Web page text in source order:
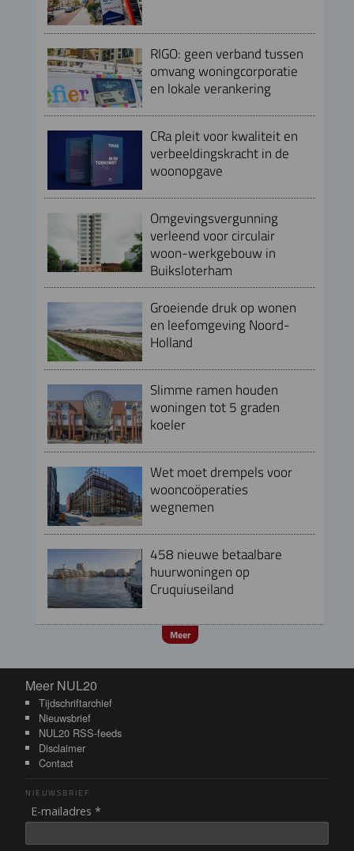
RIGO: geen verband tussen
omvang woningcorporatie
en lokale verankering
CRa pleit voor kwaliteit en
verbeeldingskracht in de
woonopgave
Omgevingsvergunning
verleend voor circulair
woon-werkgebouw in
Buiksloterham
Groeiende druk op wonen
en leefomgeving Noord-
Holland
Slimme ramen houden
woningen tot 5 graden
koeler
Wet moet drempels voor
wooncoöperaties
wegnemen
458 nieuwe betaalbare
huurwoningen op
Cruquiuseiland
Meer
Meer NUL20
Meer NUL20
Tijdschriftarchief
Nieuwsbrief
NUL20 RSS-feeds
Disclaimer
Contact
NIEUWSBRIEF
E-mailadres *